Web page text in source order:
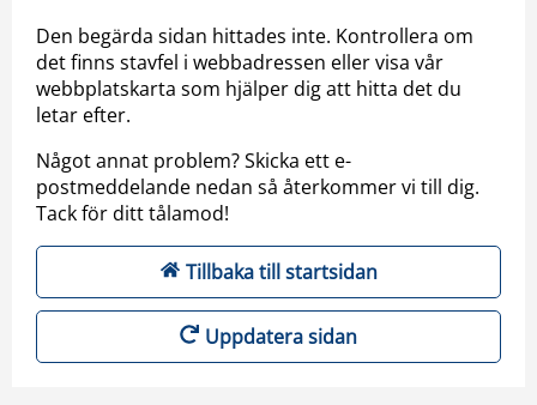
Den begärda sidan hittades inte. Kontrollera om
det finns stavfel i webbadressen eller visa vår
webbplatskarta som hjälper dig att hitta det du
letar efter.
Något annat problem? Skicka ett e-
postmeddelande nedan så återkommer vi till dig.
Tack för ditt tålamod!
Tillbaka till startsidan
Uppdatera sidan